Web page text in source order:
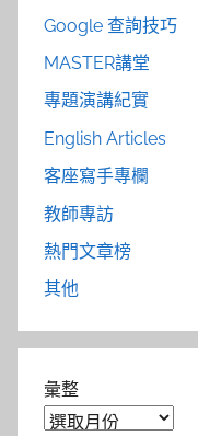
Google 查詢技巧
MASTER講堂
專題演講紀實
English Articles
客座寫手專欄
教師專訪
熱門文章榜
其他
彙整